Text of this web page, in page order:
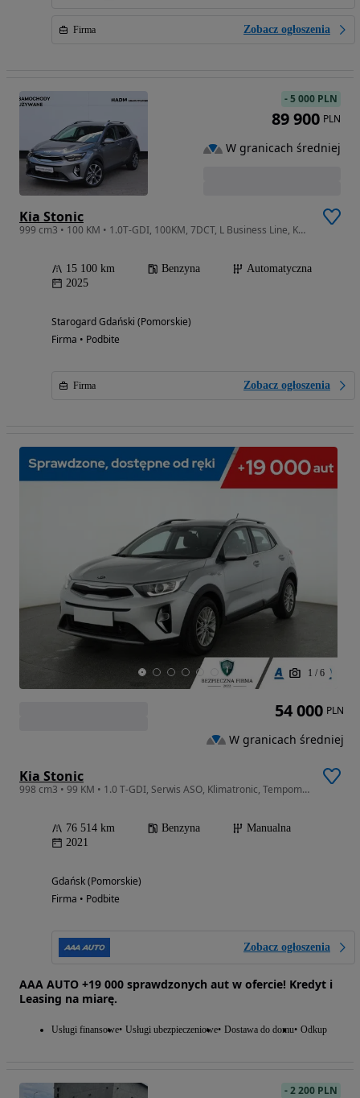
Firma Zobacz ogłoszenia
Kia Stonic
999 cm3 • 100 KM • 1.0T-GDI, 100KM, 7DCT, L Business Line, Kamera, Navi, p.Zima, PL, 1Wł.
15 100 km Benzyna
Automatyczna
2025
Starogard Gdański (Pomorskie)
Firma • Podbite
Firma Zobacz ogłoszenia
-5 000 PLN
89 900 PLN
W granicach średniej
1 / 6
Kia Stonic
998 cm3 • 99 KM • 1.0 T-GDI, Serwis ASO, Klimatronic, Tempomat, Parktronic,
76 514 km Benzyna
Manualna
2021
Gdańsk (Pomorskie)
Firma • Podbite
Zobacz ogłoszenia
AAA AUTO +19 000 sprawdzonych aut w ofercie! Kredyt i
Leasing na miarę.
Usługi finansowe Usługi ubezpieczeniowe Dostawa do domu Odkup
54 000 PLN
W granicach średniej
-2 200 PLN